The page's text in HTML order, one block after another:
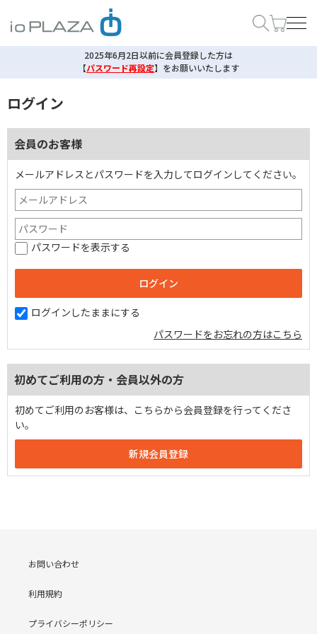
2025年6月2日以前に会員登録した方は
【パスワード再設定】 をお願いいたします
ログイン
会員のお客様
メールアドレスとパスワードを入力してログインしてください。
パスワードを表示する
ログインしたままにする
パスワードをお忘れの方はこちら
初めてご利用の方・会員以外の方
初めてご利用のお客様は、こちらから会員登録を行ってくださ
い。
お問い合わせ
利用規約
プライバシーポリシー